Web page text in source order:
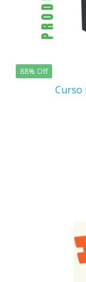
88% Off
Curso